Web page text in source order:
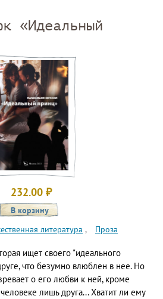
«Идеальный
232.00 ₽
литература Проза
ищет своего "идеального
что безумно влюблен в нее. Но
о его любви к ней, кроме
лишь друга... Хватит ли ему